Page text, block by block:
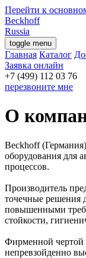
Перейти к
Beckhoff
Russia
toggle menu
Главная Каталог
Заявка онлайн
перезвоните мне
О
Beckhoff
оборудования для
процессов.
Производитель
точечные решения
повышенными
стойкости,
Фирменной чертой
непревзойденно